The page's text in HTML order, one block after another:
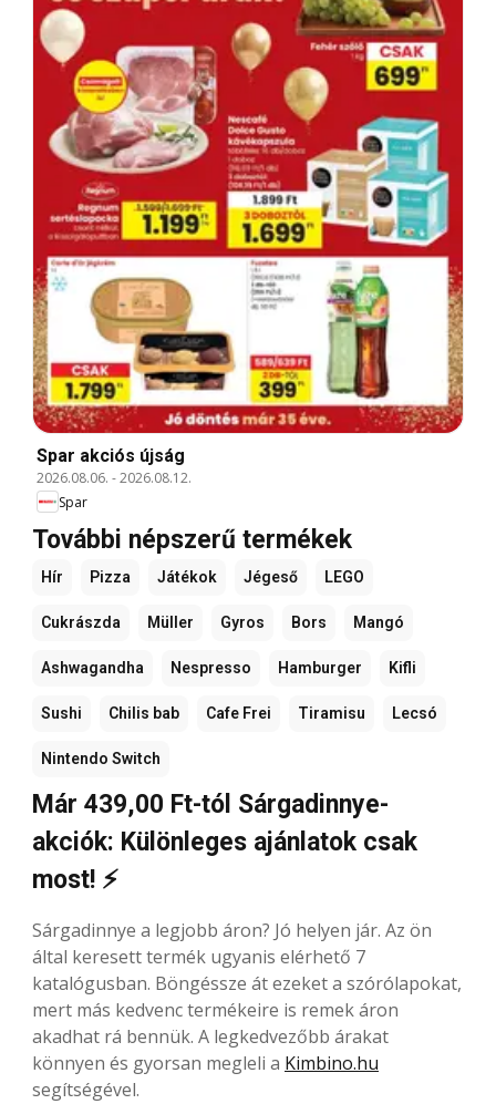
Spar akciós újság
2026.08.06. -2026.08.12.
Spar
További népszerű termékek
Hír Pizza Játékok Jégeső LEGO
Cukrászda Müller Gyros Bors Mangó
Ashwagandha Nespresso Hamburger Kifli
Sushi Chilis bab Cafe Frei Tiramisu Lecsó
Nintendo Switch
Már 439,00 Ft-tól Sárgadinnye-
akciók: Különleges ajánlatok csak
most! ⚡
Sárgadinnye a legjobb áron? Jó helyen jár. Az ön
által keresett termék ugyanis elérhető 7
katalógusban. Böngéssze át ezeket a szórólapokat,
mert más kedvenc termékeire is remek áron
akadhat rá bennük. A legkedvezőbb árakat
könnyen és gyorsan megleli a Kimbino.hu
segítségével.